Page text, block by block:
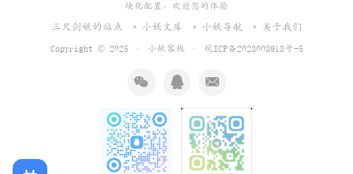
块化配置，欢迎您的体验
三尺剑妖的站点 小妖文库 小妖导航 关于我们
Copyright © 2025 · 小妖客栈 · 皖ICP备2023003918号-5